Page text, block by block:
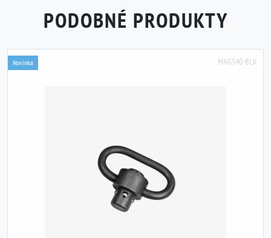
PODOBNÉ PRODUKTY
MAG540-BLK
Novinka